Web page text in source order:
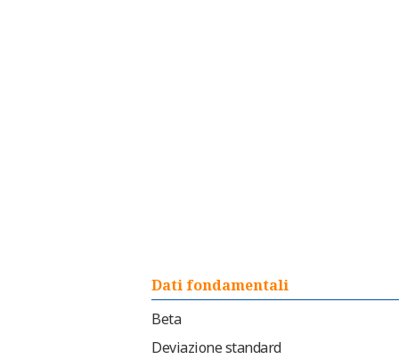
Dati fondamentali
Beta
Deviazione standard